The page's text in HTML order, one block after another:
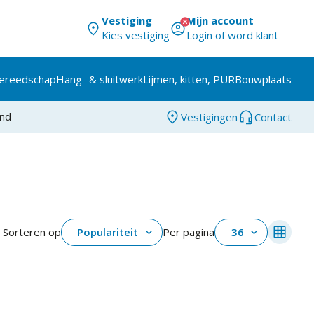
Vestiging
Kies vestiging
Mijn account
Login of word klant
Hang- & sluitwerkLijmen, kitten, PURBouwplaats
Vestigingen Contact
Sorteren op Populariteit Per pagina 36